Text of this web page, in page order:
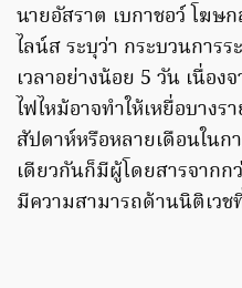
นายอัสราต เบกาชอว์ โฆษ
ไลน์ส ระบุว่า กระบวนการ
เวลาอย่างน้อย 5 วัน เนื่อ
ไฟไหม้อาจทำให้เหยื่อบางร
สัปดาห์หรือหลายเดือนใน
เดียวกันก็มีผู้โดยสารจากก
มีความสามารถด้านนิติเวช